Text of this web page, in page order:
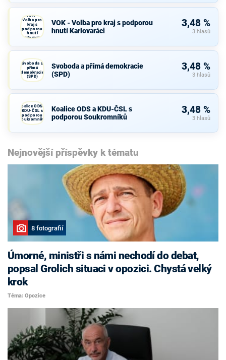
VOK -
Volba pro
kraj s
podporou
hnutí
Karlovaráci
VOK - Volba pro kraj s podporou
hnutí Karlovaráci
3,48 %
3 hlasů
Svoboda a
přímá
demokracie
(SPD)
Svoboda a přímá demokracie
(SPD)
3,48 %
3 hlasů
Koalice ODS a
KDU-ČSL s
podporou
Soukromníků
Koalice ODS a KDU-ČSL s
podporou Soukromníků
3,48 %
3 hlasů
Nejnovější příspěvky k tématu
8 fotografií
Úmorné, ministři s námi nechodí do debat,
popsal Grolich situaci v opozici. Chystá velký
krok
Téma: Opozice